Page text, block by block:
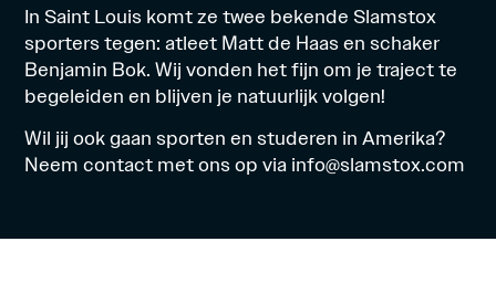
In Saint Louis komt ze twee bekende Slamstox
sporters tegen: atleet Matt de Haas en schaker
Benjamin Bok. Wij vonden het fijn om je traject te
begeleiden en blijven je natuurlijk volgen!
Wil jij ook gaan sporten en studeren in Amerika?
Neem contact met ons op via info@slamstox.com